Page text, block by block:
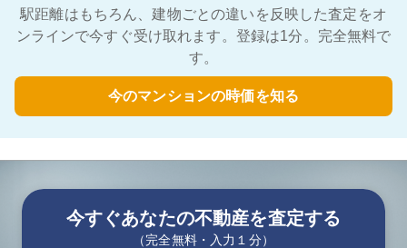
駅距離はもちろん、建物ごとの違いを反映した査定をオ
ンラインで今すぐ受け取れます。登録は1分。完全無料で
す。
今のマンションの時価を知る
今すぐあなたの不動産を査定する
（完全無料・入力１分）